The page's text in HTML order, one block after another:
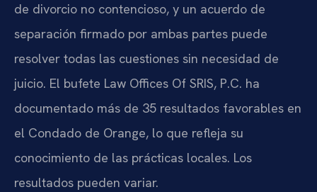
de divorcio no contencioso, y un acuerdo de
separación firmado por ambas partes puede
resolver todas las cuestiones sin necesidad de
juicio. El bufete Law Offices Of SRIS, P.C. ha
documentado más de 35 resultados favorables en
el Condado de Orange, lo que refleja su
conocimiento de las prácticas locales. Los
resultados pueden variar.